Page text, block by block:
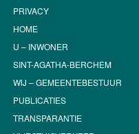
PRIVACY
HOME
U – INWONER
SINT-AGATHA-BERCHEM
WIJ – GEMEENTEBESTUUR
PUBLICATIES
TRANSPARANTIE